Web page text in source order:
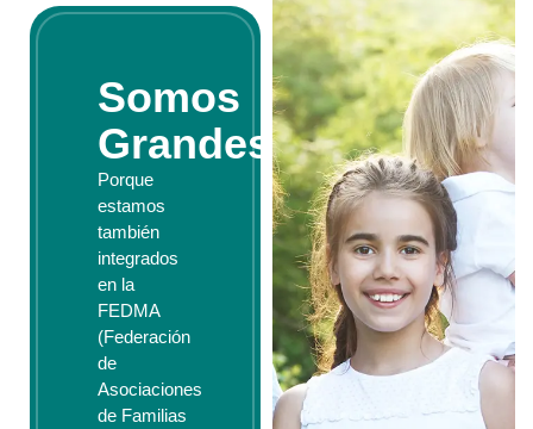
Somos
Grandes
Porque
estamos
también
integrados
en la
FEDMA
(Federación
de
Asociaciones
de Familias